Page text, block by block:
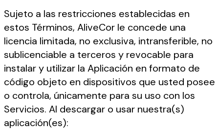
Sujeto a las restricciones establecidas en
estos Términos, AliveCor le concede una
licencia limitada, no exclusiva, intransferible, no
sublicenciable a terceros y revocable para
instalar y utilizar la Aplicación en formato de
código objeto en dispositivos que usted posee
o controla, únicamente para su uso con los
Servicios. Al descargar o usar nuestra(s)
aplicación(es):